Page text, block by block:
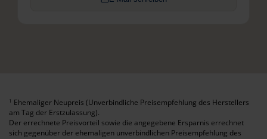
1 Ehemaliger Neupreis (Unverbindliche Preisempfehlung des Herstellers
am Tag der Erstzulassung).
Der errechnete Preisvorteil sowie die angegebene Ersparnis errechnet
sich gegenüber der ehemaligen unverbindlichen Preisempfehlung des